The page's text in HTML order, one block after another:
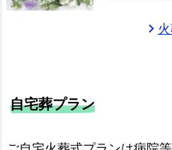
chevron_right
自宅葬プラン